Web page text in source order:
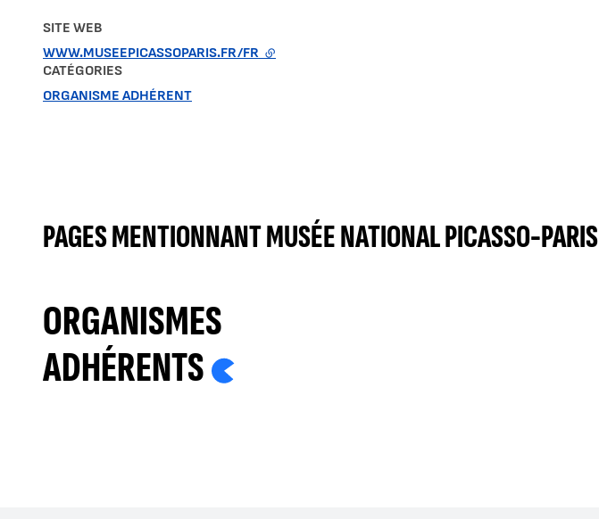
CATÉGORIES
ORGANISME ADHÉRENT
SITE WEB
WWW.MUSEEPICASSOPARIS.FR/FR - LIEN EXTERNE
PAGES MENTIONNANT MUSÉE NATIONAL PICASSO-PARIS
ORGANISMES
ADHÉRENTS